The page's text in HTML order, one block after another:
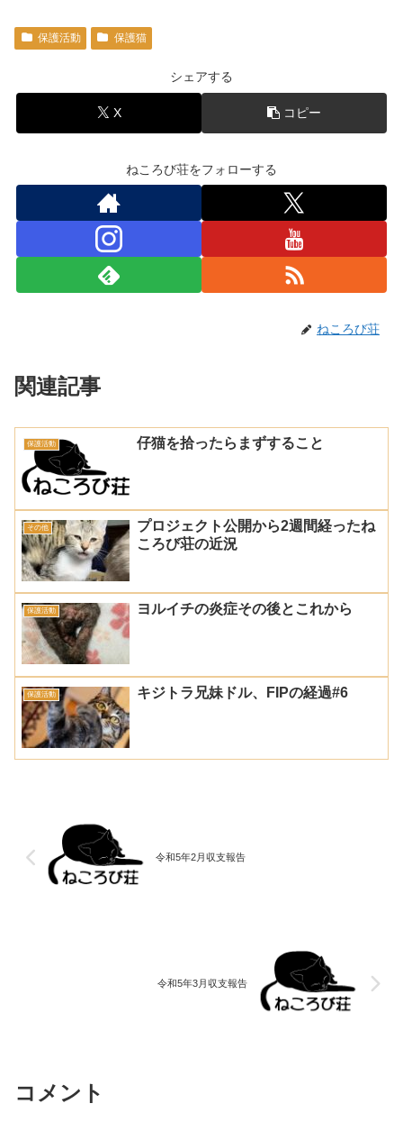
保護活動 保護猫
シェアする
X コピー
ねころび荘をフォローする
ねころび荘
関連記事
保護活動 仔猫を拾ったらまずすること
その他
プロジェクト公開から2週間経ったね
ころび荘の近況
保護活動 ヨルイチの炎症その後とこれから
保護活動 キジトラ兄妹ドル、FIPの経過#6
令和5年2月収支報告
令和5年3月収支報告
コメント